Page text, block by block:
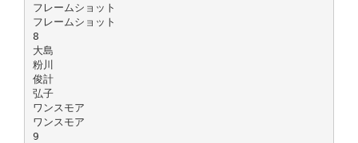
フレームショット
フレームショット
8
大島
粉川
俊計
弘子
ワンスモア
ワンスモア
9